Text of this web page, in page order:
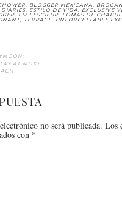
BLOGGER MEXICANA
DIARIES ESTILO DE VIDA EXCLUSIVE
LIZ LESCIEUR LOMAS DE
TERRACE UNFORGETTABLE
AT MOXY
no será publicada. Los
con *